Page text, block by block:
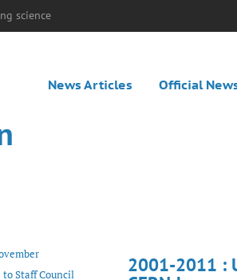
science
News Articles Official
Staff Council
2001-2011 :